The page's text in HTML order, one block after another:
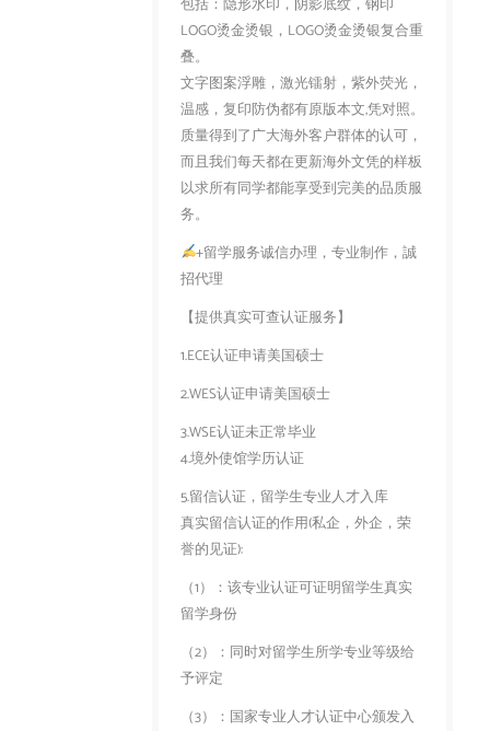
包括：隐形水印，阴影底纹，钢印
LOGO烫金烫银，LOGO烫金烫银复合重
叠。
文字图案浮雕，激光镭射，紫外荧光，
温感，复印防伪都有原版本文,凭对照。
质量得到了广大海外客户群体的认可，
而且我们每天都在更新海外文凭的样板
以求所有同学都能享受到完美的品质服
务。
+留学服务诚信办理，专业制作，誠
招代理
【提供真实可查认证服务】
1.ECE认证申请美国硕士
2.WES认证申请美国硕士
3.WSE认证未正常毕业
4.境外使馆学历认证
5.留信认证，留学生专业人才入库
真实留信认证的作用(私企，外企，荣
誉的见证):
（1）：该专业认证可证明留学生真实
留学身份
（2）：同时对留学生所学专业等级给
予评定
（3）：国家专业人才认证中心颁发入